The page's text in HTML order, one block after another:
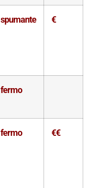
spumante €
fermo
fermo €€